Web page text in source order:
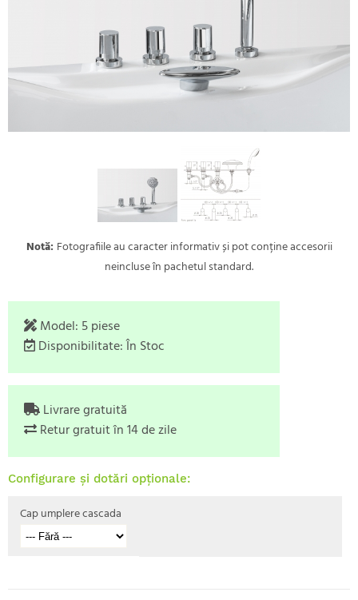
Notă: Fotografiile au caracter informativ și pot conține accesorii
neincluse în pachetul standard.
Model: 5 piese
Disponibilitate:În Stoc
Livrare gratuită
Retur gratuit în 14 de zile
Configurare și dotări opționale:
Cap umplere cascada